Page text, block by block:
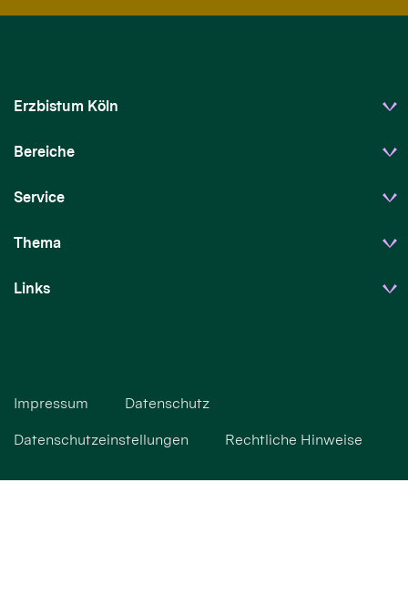
Erzbistum Köln
Bereiche
Service
Thema
Links
Impressum Datenschutz
Datenschutzeinstellungen Rechtliche Hinweise